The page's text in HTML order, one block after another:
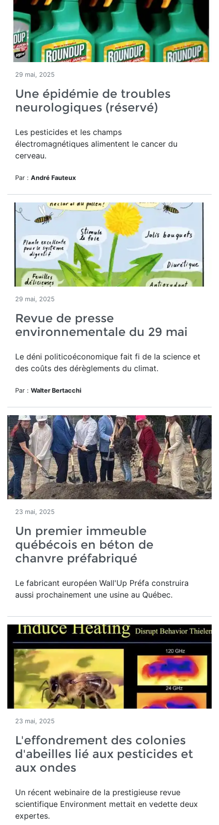
29 mai, 2025
Une épidémie de troubles
neurologiques (réservé)
Les pesticides et les champs
électromagnétiques alimentent le cancer du
cerveau.
Par : André Fauteux
29 mai, 2025
Revue de presse
environnementale du 29 mai
Le déni politicoéconomique fait fi de la science et
des coûts des dérèglements du climat.
Par : Walter Bertacchi
23 mai, 2025
Un premier immeuble
québécois en béton de
chanvre préfabriqué
Le fabricant européen Wall'Up Préfa construira
aussi prochainement une usine au Québec.
23 mai, 2025
L'effondrement des colonies
d'abeilles lié aux pesticides et
aux ondes
Un récent webinaire de la prestigieuse revue
scientifique Environment mettait en vedette deux
expertes.